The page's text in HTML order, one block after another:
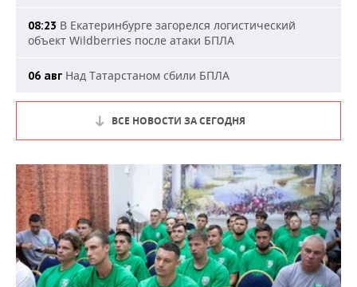
08:23 В Екатеринбурге загорелся логистический
объект Wildberries после атаки БПЛА
06 авг Над Татарстаном сбили БПЛА
ВСЕ НОВОСТИ ЗА СЕГОДНЯ